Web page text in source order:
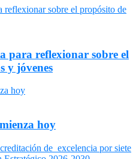
para reflexionar sobre el
y jóvenes
hoy